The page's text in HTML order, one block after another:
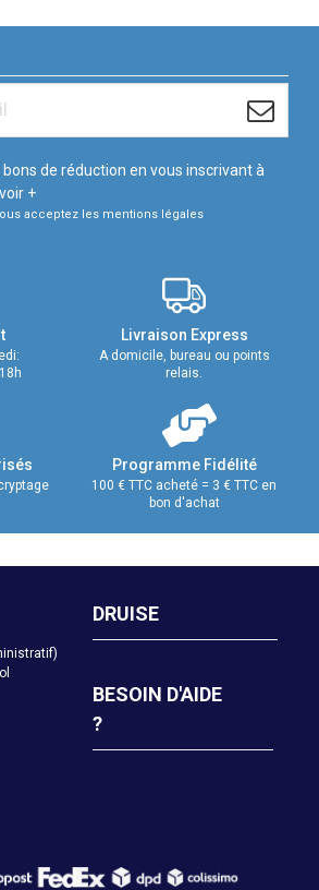
de réduction en vous inscrivant à
+
acceptez les mentions légales
Livraison Express
A domicile, bureau ou points
relais.
Programme Fidélité
100 € TTC acheté = 3 € TTC en
bon d'achat
DRUISE
BESOIN D'AIDE
?